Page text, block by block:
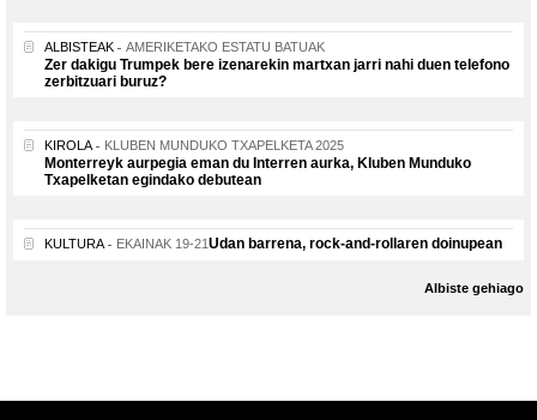
ALBISTEAK AMERIKETAKO ESTATU BATUAK
Zer dakigu Trumpek bere izenarekin martxan jarri nahi duen telefono
zerbitzuari buruz?
KIROLA KLUBEN MUNDUKO TXAPELKETA 2025
Monterreyk aurpegia eman du Interren aurka, Kluben Munduko
Txapelketan egindako debutean
KULTURA EKAINAK 19-21Udan barrena, rock-and-rollaren doinupean
Albiste gehiago